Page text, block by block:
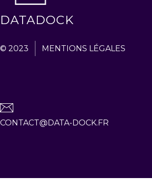
DATADOCK
© 2023 MENTIONS LÉGALES
CONTACT@DATA-DOCK.FR